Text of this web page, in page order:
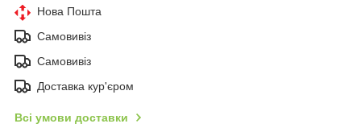
Нова Пошта
Самовивіз
Самовивіз
Доставка кур'єром
Всі умови доставки